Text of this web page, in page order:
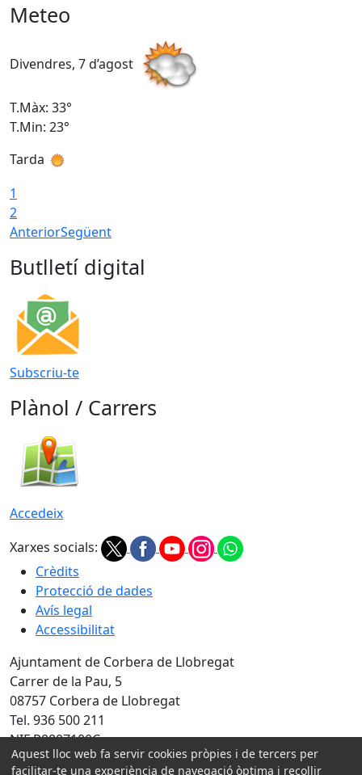
Meteo
Divendres, 7 d’agost
T.Màx: 33°
T.Min: 23°
Tarda
1
2
AnteriorSegüent
Butlletí digital
Subscriu-te
Plànol / Carrers
Accedeix
Xarxes socials:
Crèdits
Protecció de dades
Avís legal
Accessibilitat
Ajuntament de Corbera de Llobregat
Carrer de la Pau, 5
08757 Corbera de Llobregat
Tel. 936 500 211
NIF P0807100C
Aquest lloc web fa servir cookies pròpies i de tercers per
facilitar-te una experiència de navegació òptima i recollir